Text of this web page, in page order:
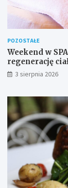
POZOSTAŁE
Weekend w
regenerację
3 sierpnia 2026